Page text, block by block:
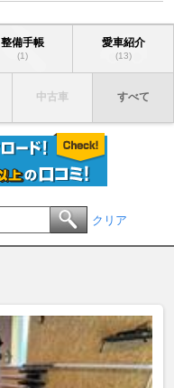
整備手帳
(1)
愛車紹介
(13)
中古車 すべて
クリア